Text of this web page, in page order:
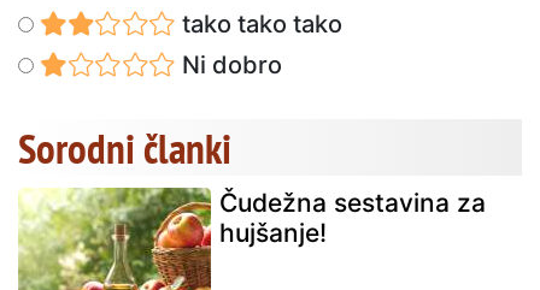
tako tako tako
Ni dobro
Sorodni članki
Čudežna sestavina za
hujšanje!